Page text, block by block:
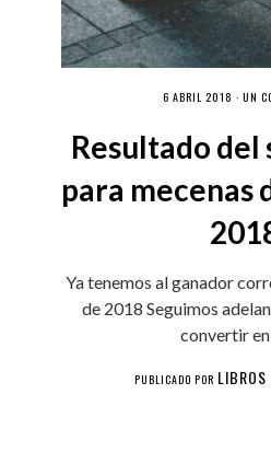
6 ABRIL 2018 ·UN
Resultado del
para mecenas
Ya tenemos al ganador
de 2018 Seguimos
convertir en
PUBLICADO POR